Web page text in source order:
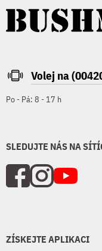
Volej na
Po - Pá: 8 - 17 h
SLEDUJTE NÁS NA
ZÍSKEJTE APLIKACI